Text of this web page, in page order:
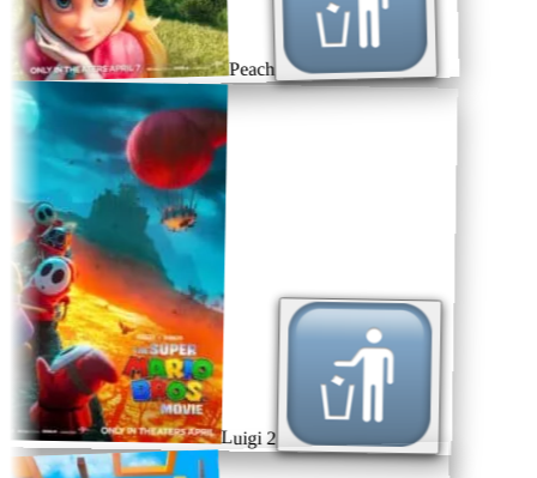
Peach
Luigi 2